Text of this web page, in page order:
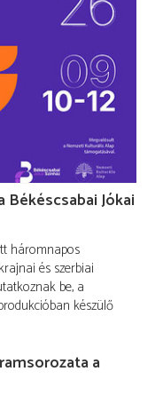
Jókai
háromnapos
és szerbiai
be, a
készülő
a